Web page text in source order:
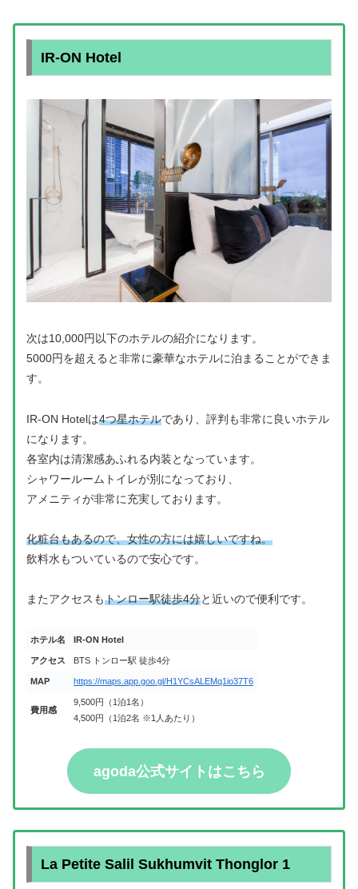
IR-ON Hotel
次は10,000円以下のホテルの紹介になります。
5000円を超えると非常に豪華なホテルに泊まることができま
す。
IR-ON Hotelは4つ星ホテルであり、評判も非常に良いホテル
になります。
各室内は清潔感あふれる内装となっています。
シャワールームトイレが別になっており、
アメニティが非常に充実しております。
化粧台もあるので、女性の方には嬉しいですね。
飲料水もついているので安心です。
またアクセスもトンロー駅徒歩4分と近いので便利です。
ホテル名 IR-ON Hotel
アクセス BTS トンロー駅 徒歩4分
MAP https://maps.app.goo.gl/H1YCsALEMq1io37T6
費用感
9,500円（1泊1名）
4,500円（1泊2名 ※1人あたり）
agoda公式サイトはこちら
La Petite Salil Sukhumvit Thonglor 1